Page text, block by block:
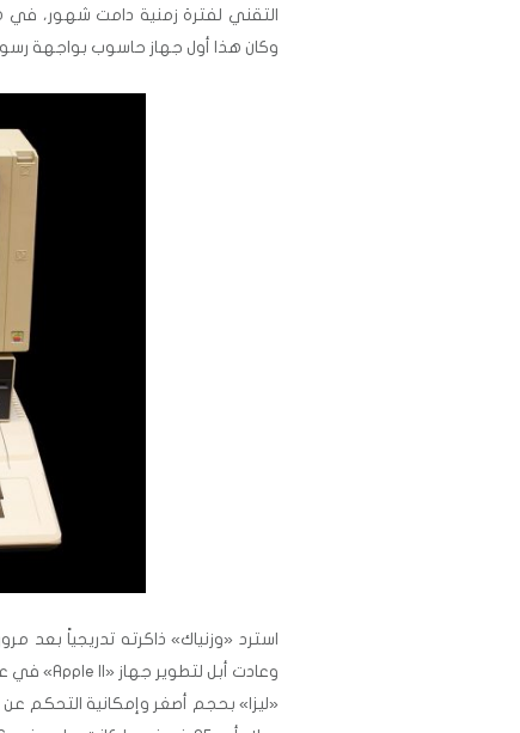
وكان هذا أول جهاز حاسوب بواجهة
استرد «وزنياك» ذاكرته تدريجياً